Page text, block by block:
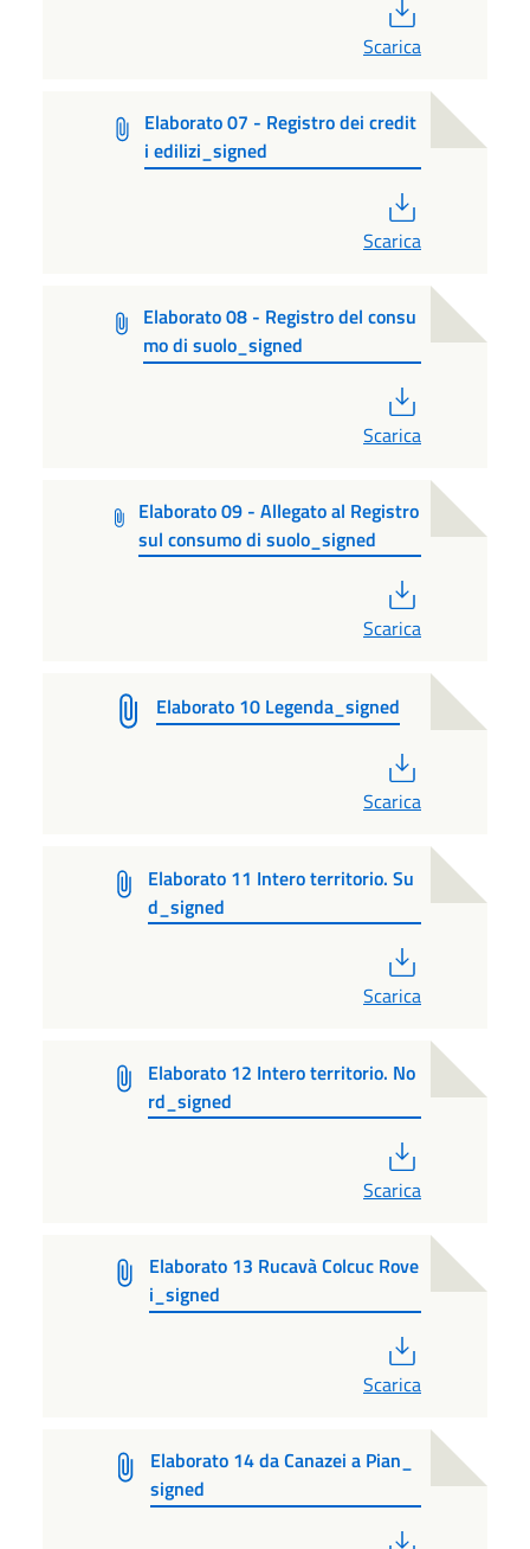
Scarica
Elaborato 07 - Registro dei credit
i edilizi_signed
Scarica
Elaborato 08 - Registro del consu
mo di suolo_signed
Scarica
Elaborato 09 - Allegato al Registro
sul consumo di suolo_signed
Scarica
Elaborato 10 Legenda_signed
Scarica
Elaborato 11 Intero territorio. Su
d_signed
Scarica
Elaborato 12 Intero territorio. No
rd_signed
Scarica
Elaborato 13 Rucavà Colcuc Rove
i_signed
Scarica
Elaborato 14 da Canazei a Pian_
signed